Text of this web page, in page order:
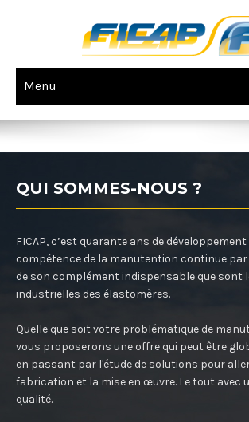
Menu
QUI SOMMES-NOUS ?
FICAP, c’est quarante ans de
compétence de la manutention continue
de son complément indispensable que sont
industrielles des élastomères.
Quelle que soit votre problématique de
vous proposerons une offre qui peut être
en passant par l'étude de solutions pour
fabrication et la mise en œuvre. Le tout avec
qualité.